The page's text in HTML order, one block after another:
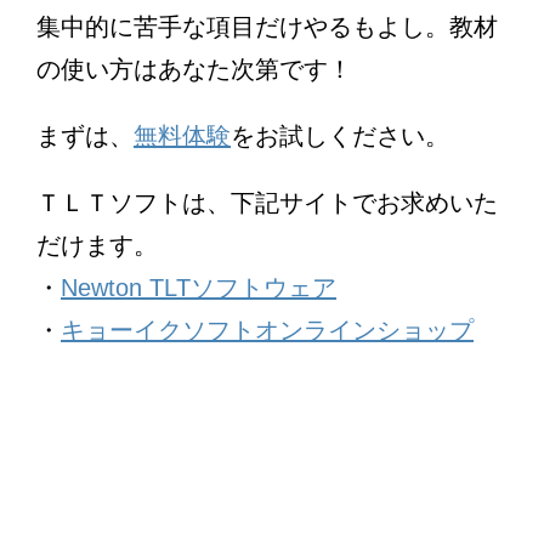
集中的に苦手な項目だけやるもよし。教材
の使い方はあなた次第です！
まずは、 無料体験をお試しください。
ＴＬＴソフトは、下記サイトでお求めいた
だけます。
・ Newton TLTソフトウェア
・ キョーイクソフトオンラインショップ